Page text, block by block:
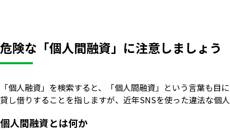
危険な「個人間融資」に注意しましょう
「個人融資」を検索すると、「個人間融資」という言葉も
貸し借りすることを指しますが、近年SNSを使った違法な個
個人間融資とは何か